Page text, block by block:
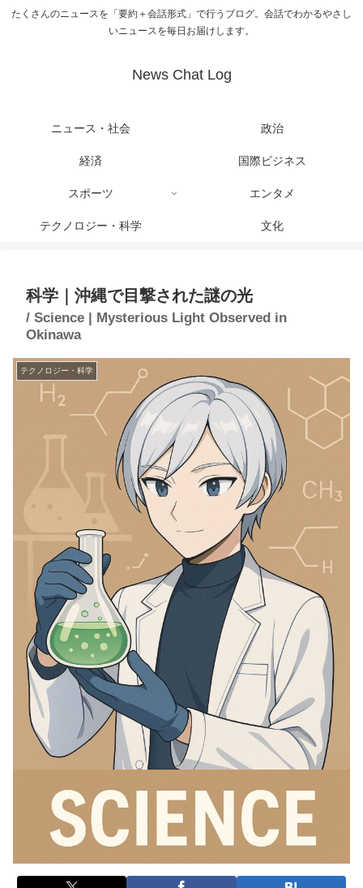
たくさんのニュースを「要約＋会話形式」で行うブログ。会話でわかるやさし
いニュースを毎日お届けします。
News Chat Log
ニュース・社会 政治
経済 国際ビジネス
スポーツ エンタメ
テクノロジー・科学 文化
科学｜沖縄で目撃された謎の光
/ Science | Mysterious Light Observed in
Okinawa
テクノロジー・科学